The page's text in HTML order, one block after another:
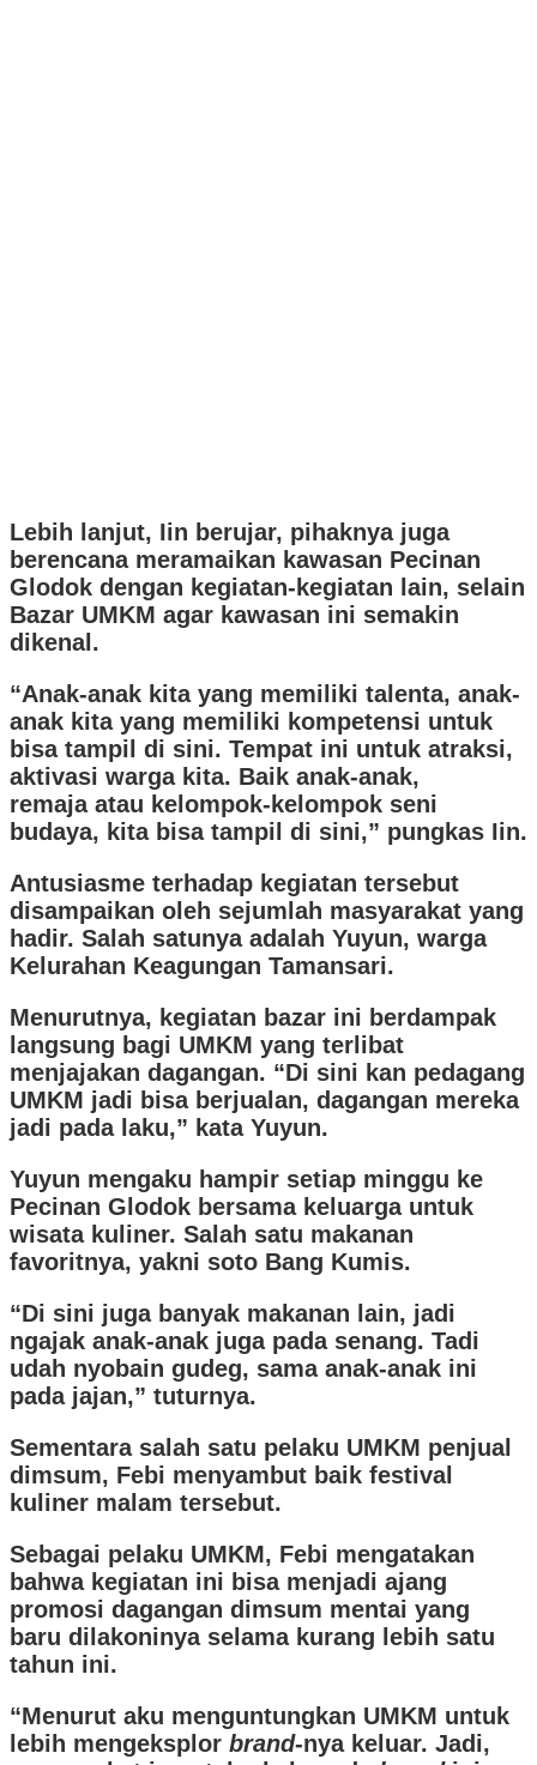
Lebih lanjut, Iin berujar, pihaknya juga
berencana meramaikan kawasan Pecinan
Glodok dengan kegiatan-kegiatan lain, selain
Bazar UMKM agar kawasan ini semakin
dikenal.
“Anak-anak kita yang memiliki talenta, anak-
anak kita yang memiliki kompetensi untuk
bisa tampil di sini. Tempat ini untuk atraksi,
aktivasi warga kita. Baik anak-anak,
remaja atau kelompok-kelompok seni
budaya, kita bisa tampil di sini,” pungkas Iin.
Antusiasme terhadap kegiatan tersebut
disampaikan oleh sejumlah masyarakat yang
hadir. Salah satunya adalah Yuyun, warga
Kelurahan Keagungan Tamansari.
Menurutnya, kegiatan bazar ini berdampak
langsung bagi UMKM yang terlibat
menjajakan dagangan. “Di sini kan pedagang
UMKM jadi bisa berjualan, dagangan mereka
jadi pada laku,” kata Yuyun.
Yuyun mengaku hampir setiap minggu ke
Pecinan Glodok bersama keluarga untuk
wisata kuliner. Salah satu makanan
favoritnya, yakni soto Bang Kumis.
“Di sini juga banyak makanan lain, jadi
ngajak anak-anak juga pada senang. Tadi
udah nyobain gudeg, sama anak-anak ini
pada jajan,” tuturnya.
Sementara salah satu pelaku UMKM penjual
dimsum, Febi menyambut baik festival
kuliner malam tersebut.
Sebagai pelaku UMKM, Febi mengatakan
bahwa kegiatan ini bisa menjadi ajang
promosi dagangan dimsum mentai yang
baru dilakoninya selama kurang lebih satu
tahun ini.
“Menurut aku menguntungkan UMKM untuk
lebih mengeksplor brand-nya keluar. Jadi,